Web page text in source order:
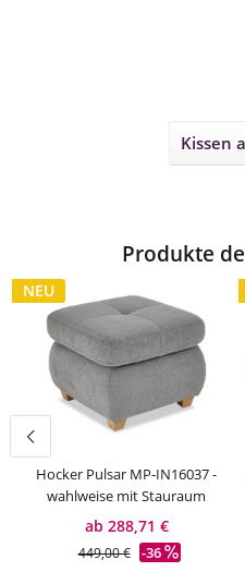
Kissen
Produkte
NEU
Hocker Pulsar MP-IN16037 -
wahlweise mit Stauraum
ab 288,71 €
449,00 € -36